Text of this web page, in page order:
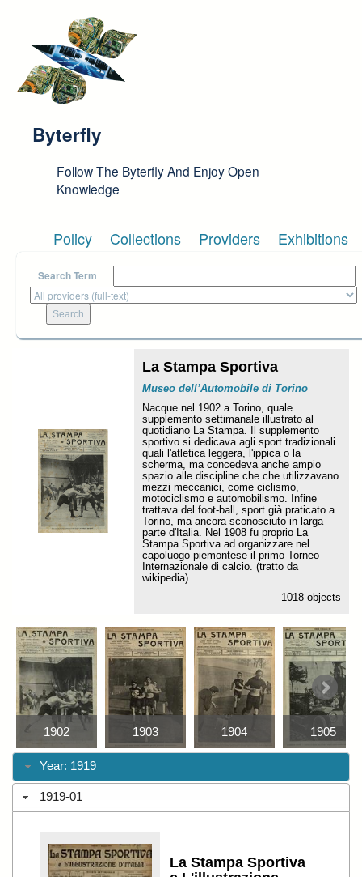
Byterfly
Follow The Byterfly And Enjoy Open
Knowledge
Policy Collections Providers Exhibitions
Search Term
La Stampa Sportiva
Museo dell’Automobile di Torino
Nacque nel 1902 a Torino, quale
supplemento settimanale illustrato al
quotidiano La Stampa. Il supplemento
sportivo si dedicava agli sport tradizionali
quali l'atletica leggera, l'ippica o la
scherma, ma concedeva anche ampio
spazio alle discipline che che utilizzavano
mezzi meccanici, come ciclismo,
motociclismo e automobilismo. Infine
trattava del foot-ball, sport già praticato a
Torino, ma ancora sconosciuto in larga
parte d'Italia. Nel 1908 fu proprio La
Stampa Sportiva ad organizzare nel
capoluogo piemontese il primo Torneo
Internazionale di calcio. (tratto da
wikipedia)
1018 objects
1902 1903 1904 1905
Year: 1919
1919-01
La Stampa Sportiva